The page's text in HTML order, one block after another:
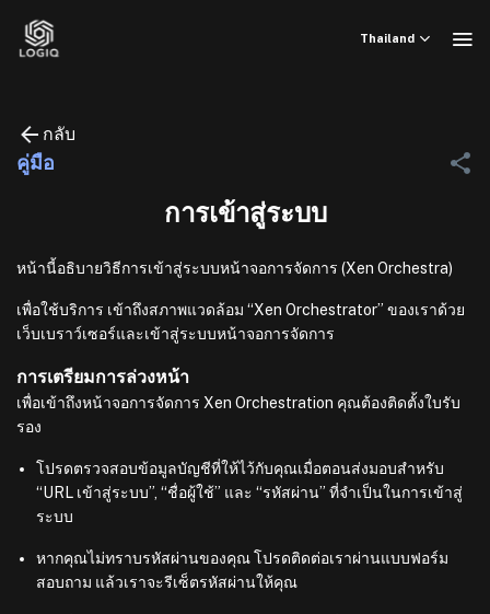
Thailand
กลับ
คู่มือ
การเข้าสู่ระบบ
หน้านี้อธิบายวิธีการเข้าสู่ระบบหน้าจอการจัดการ (Xen Orchestra)
เพื่อใช้บริการ เข้าถึงสภาพแวดล้อม “Xen Orchestrator” ของเราด้วย
เว็บเบราว์เซอร์และเข้าสู่ระบบหน้าจอการจัดการ
การเตรียมการล่วงหน้า
เพื่อเข้าถึงหน้าจอการจัดการ Xen Orchestration คุณต้องติดตั้งใบรับ
รอง
โปรดตรวจสอบข้อมูลบัญชีที่ให้ไว้กับคุณเมื่อตอนส่งมอบสำหรับ
“URL เข้าสู่ระบบ”, “ชื่อผู้ใช้” และ “รหัสผ่าน” ที่จำเป็นในการเข้าสู่
ระบบ
หากคุณไม่ทราบรหัสผ่านของคุณ โปรดติดต่อเราผ่านแบบฟอร์ม
สอบถาม แล้วเราจะรีเซ็ตรหัสผ่านให้คุณ